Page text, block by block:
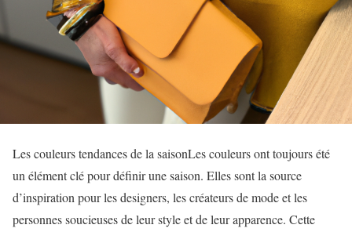
Les couleurs tendances de la saisonLes couleurs ont toujours été
un élément clé pour définir une saison. Elles sont la source
d’inspiration pour les designers, les créateurs de mode et les
personnes soucieuses de leur style et de leur apparence. Cette